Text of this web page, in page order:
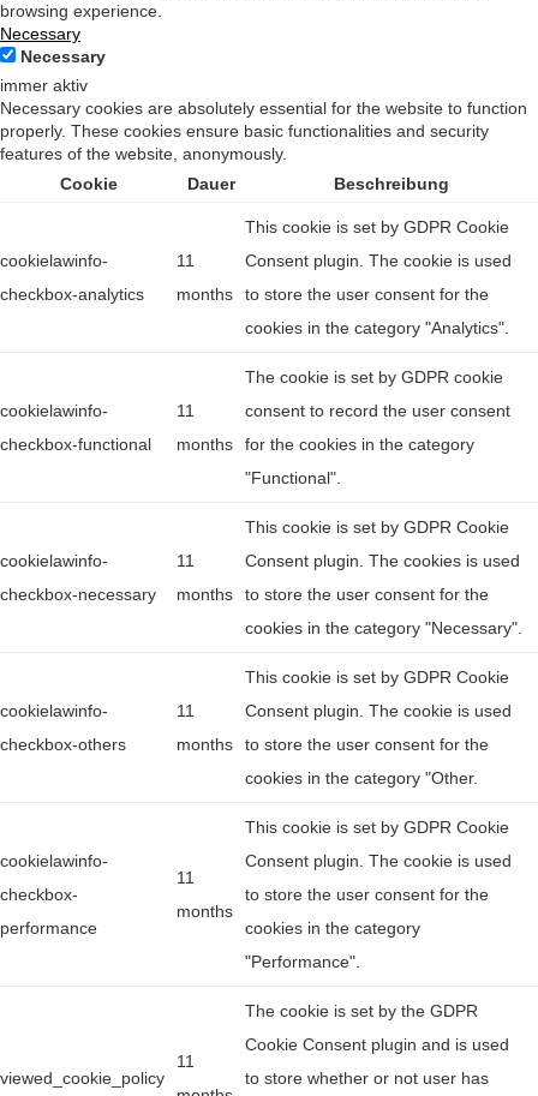
browsing experience.
Necessary
Necessary
immer aktiv
Necessary cookies are absolutely essential for the website to function
properly. These cookies ensure basic functionalities and security
features of the website, anonymously.
Cookie
Dauer Beschreibung
cookielawinfo-
checkbox-analytics
11
months
This cookie is set by GDPR Cookie
Consent plugin. The cookie is used
to store the user consent for the
cookies in the category "Analytics".
cookielawinfo-
checkbox-functional
11
months
The cookie is set by GDPR cookie
consent to record the user consent
for the cookies in the category
"Functional".
cookielawinfo-
checkbox-necessary
11
months
This cookie is set by GDPR Cookie
Consent plugin. The cookies is used
to store the user consent for the
cookies in the category "Necessary".
cookielawinfo-
checkbox-others
11
months
This cookie is set by GDPR Cookie
Consent plugin. The cookie is used
to store the user consent for the
cookies in the category "Other.
cookielawinfo-
checkbox-
performance
11
months
This cookie is set by GDPR Cookie
Consent plugin. The cookie is used
to store the user consent for the
cookies in the category
"Performance".
viewed_cookie_policy
11
The cookie is set by the GDPR
Cookie Consent plugin and is used
to store whether or not user has